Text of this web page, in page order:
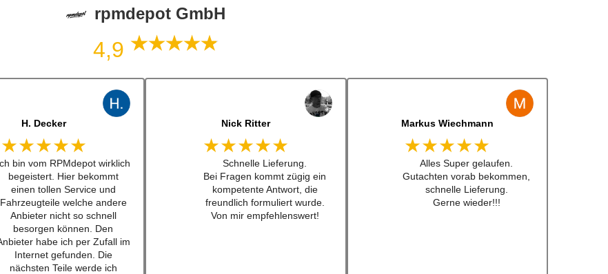
rpmdepot GmbH
4,9
J. B
★★★★★
Kann man zu 100%
empfehlen. Habe einen
Schalthebel für einen w201
16v besteht. Lieferung schnell
und Konversation top.
Qualität der Teile ist wirklich
top!!!
Empfehe ich sehr gerne
weiter.
jonas bitter
★★★★★
Hatte das luisi mirage lenkrad
für einen sehr guten Preis
bestellt und war nach nicht
mal 24h da. Sogar aufkleber
waren dabei ... habe ich schon
Jens Albert
★★★★★
Super Service, schnelle
Bearbeiten und Lieferung !
Immer wieder gerne !!!